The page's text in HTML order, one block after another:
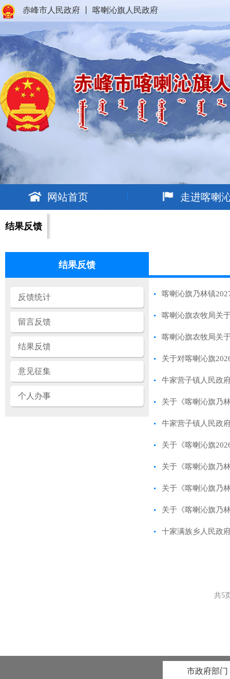
赤峰市人民政府 喀喇沁旗人民政府
网站首页 走进喀喇
结果反馈
结果反馈
反馈统计
留言反馈
结果反馈
意见征集
个人办事
喀喇沁旗乃林镇
喀喇沁旗农牧局关
喀喇沁旗农牧局关
关于对喀喇沁旗
牛家营子镇人民政
关于《喀喇沁旗乃
牛家营子镇人民政
关于《喀喇沁旗
关于《喀喇沁旗乃
关于《喀喇沁旗乃
关于《喀喇沁旗乃
十家满族乡人民政
共5
市政府部门